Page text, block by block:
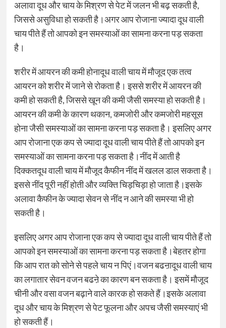
अलावा दूध और चाय के मिश्रण से पेट में जलन भी बढ़ सकती है,
जिससे असुविधा हो सकती है।अगर आप रोजाना ज्यादा दूध वाली
चाय पीते हैं तो आपको इन समस्याओं का सामना करना पड़ सकता
है।
शरीर में आयरन की कमी होनादूध वाली चाय में मौजूद एक तत्व
आयरन को शरीर में जाने से रोकता है। इससे शरीर में आयरन की
कमी हो सकती है, जिससे खून की कमी जैसी समस्या हो सकती है।
आयरन की कमी के कारण थकान, कमजोरी और कमजोरी महसूस
होना जैसी समस्याओं का सामना करना पड़ सकता है। इसलिए अगर
आप रोजाना एक कप से ज्यादा दूध वाली चाय पीते हैं तो आपको इन
समस्याओं का सामना करना पड़ सकता है।नींद में आती है
दिक्कतदूध वाली चाय में मौजूद कैफीन नींद में खलल डाल सकता है।
इससे नींद पूरी नहीं होती और व्यक्ति चिड़चिड़ा हो जाता है।इसके
अलावा कैफीन के ज्यादा सेवन से नींद न आने की समस्या भी हो
सकती है।
इसलिए अगर आप रोजाना एक कप से ज्यादा दूध वाली चाय पीते हैं तो
आपको इन समस्याओं का सामना करना पड़ सकता है।बेहतर होगा
कि आप रात को सोने से पहले चाय न पिएं।वजन बढऩादूध वाली चाय
का लगातार सेवन वजन बढऩे का कारण बन सकता है। इसमें मौजूद
चीनी और वसा वजन बढ़ाने वाले कारक हो सकते हैं।इसके अलावा
दूध और चाय के मिश्रण से पेट फूलना और अपच जैसी समस्याएं भी
हो सकती हैं।